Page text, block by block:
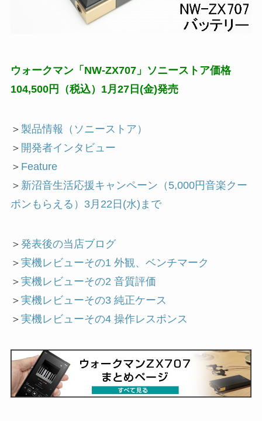
ウォークマン「NW-ZX707」ソニーストア価格
104,500円（税込）1月27日(金)発売
＞ 製品情報（ソニーストア）
＞ 開発者インタビュー
＞ Feature
＞ 新沼音生活応援キャンペーン（5,000円音楽クー
ポンもらえる）3月22日(水)まで
＞ 発表後の当店ブログ
＞ 実機レビューその1 外観、ベンチマーク
＞ 実機レビューその2 音質評価
＞ 実機レビューその3 純正ケース
＞ 実機レビューその4 操作レスポンス